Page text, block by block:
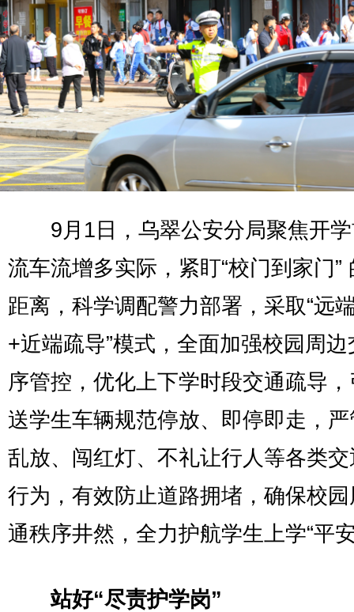
9月1日，乌翠公安分局聚焦开学
流车流增多实际，紧盯“校门到家门”
距离，科学调配警力部署，采取“远
+近端疏导”模式，全面加强校园周
序管控，优化上下学时段交通疏导
送学生车辆规范停放、即停即走，
乱放、闯红灯、不礼让行人等各类
行为，有效防止道路拥堵，确保校
通秩序井然，全力护航学生上学“平
站好“尽责护学岗”